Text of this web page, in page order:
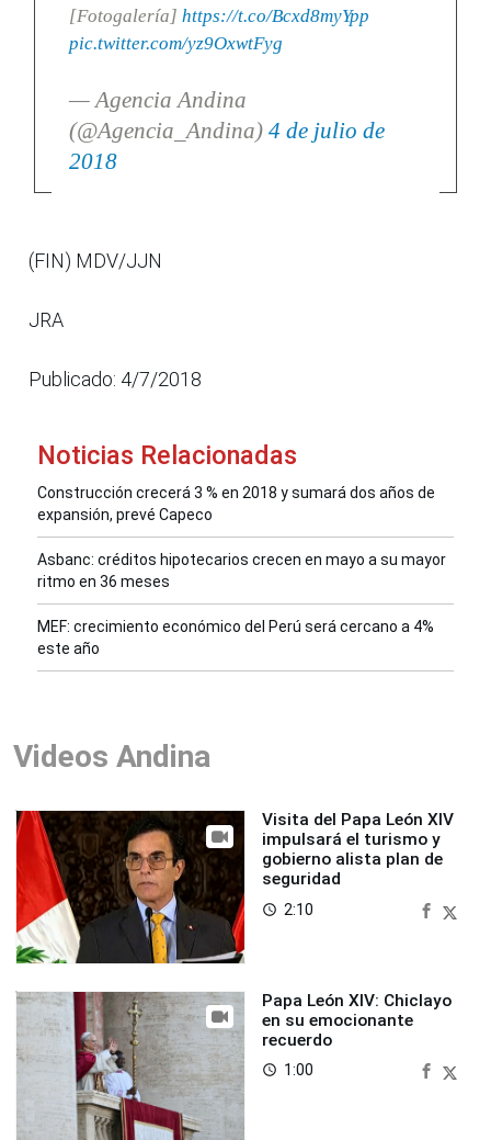
[Fotogalería] https://t.co/Bcxd8myYpp
pic.twitter.com/yz9OxwtFyg
— Agencia Andina
(@Agencia_Andina) 4 de julio de
2018
(FIN) MDV/JJN
JRA
Publicado: 4/7/2018
Noticias Relacionadas
Construcción crecerá 3 % en 2018 y sumará dos años de
expansión, prevé Capeco
Asbanc: créditos hipotecarios crecen en mayo a su mayor
ritmo en 36 meses
MEF: crecimiento económico del Perú será cercano a 4%
este año
Videos Andina
Visita del Papa León XIV
impulsará el turismo y
gobierno alista plan de
seguridad
access_time 2:10
Papa León XIV: Chiclayo
en su emocionante
recuerdo
access_time 1:00